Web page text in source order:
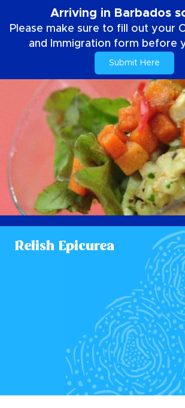
Arriving in Barbados
Please make sure to fill out your
and Immigration form before
Submit Here
Relish Epicurea